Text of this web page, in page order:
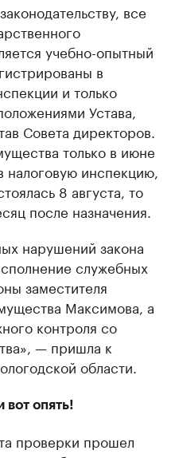
все
учебно-опытный
в
и только
Устава,
Совета директоров.
только в июне
налоговую инспекцию,
8 августа, то
после назначения.
нарушений закона
служебных
заместителя
Максимова, а
контроля со
— пришла к
области.
вот опять!
проверки прошел